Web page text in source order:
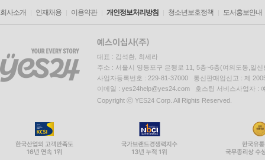
회사소개 인재채용 이용약관 개인정보처리방침 청소년보호정책 도서홍보안내
대표 : 김석환, 최세라
주소 : 서울시 영등포구 은행로 11, 5층~6층(여의도동,일신
사업자등록번호 : 229-81-37000 통신판매업신고 : 제
이메일 : yes24help@yes24.com 호스팅 서비스사업자 :
Copyright ⓒ YES24 Corp. All Rights Reserved.